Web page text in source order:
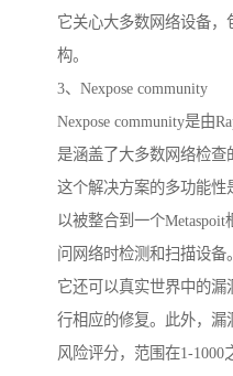
它关心大多数网络设备
构。
3、Nexpose community
Nexpose community是由
是涵盖了大多数网络检查
这个解决方案的多功能性
以被整合到一个
问网络时检测和扫描设备。
它还可以真实世界中的
行相应的修复。此外，
风险评分，范围在1-1000